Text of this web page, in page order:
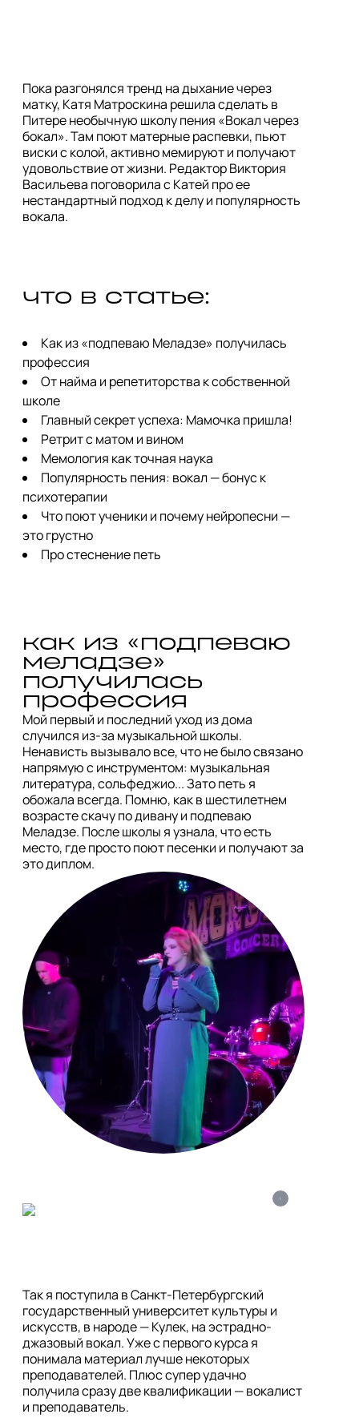
Пока разгонялся тренд на дыхание через
матку, Катя Матроскина решила сделать в
Питере необычную школу пения «Вокал через
бокал». Там поют матерные распевки, пьют
виски с колой, активно мемируют и получают
удовольствие от жизни. Редактор Виктория
Васильева поговорила с Катей про ее
нестандартный подход к делу и популярность
вокала.
что в статье:
Как из «подпеваю Меладзе» получилась
профессия
От найма и репетиторства к собственной
школе
Главный секрет успеха: Мамочка пришла!
Ретрит с матом и вином
Мемология как точная наука
Популярность пения: вокал — бонус к
психотерапии
Что поют ученики и почему нейропесни —
это грустно
Про стеснение петь
как из «подпеваю
меладзе»
получилась
Мой первый и последний уход из дома
случился из-за музыкальной школы.
Ненависть вызывало все, что не было связано
напрямую с инструментом: музыкальная
литература, сольфеджио... Зато петь я
обожала всегда. Помню, как в шестилетнем
возрасте скачу по дивану и подпеваю
Меладзе. После школы я узнала, что есть
место, где просто поют песенки и получают за
i
Так я поступила в Санкт-Петербургский
государственный университет культуры и
искусств, в народе — Кулек, на эстрадно-
джазовый вокал. Уже с первого курса я
понимала материал лучше некоторых
преподавателей. Плюс супер удачно
получила сразу две квалификации — вокалист
и преподаватель.